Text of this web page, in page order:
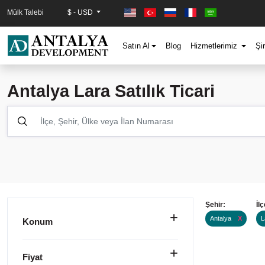
Mülk Talebi $ - USD
Satın Al Blog Hizmetlerimiz
Antalya Lara Satılık Ticari
Konum
Fiyat
Şehir:
Antalya X